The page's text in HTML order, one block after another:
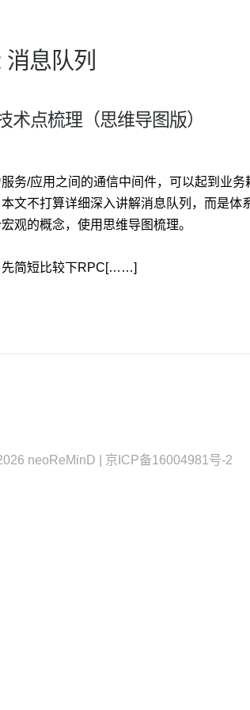
消息队列
术点梳理（思维导图版）
务/应用之间的通信中间件，可以起到业
文不打算详细深入讲解消息队列，而是
观的概念，使用思维导图梳理。
先简短比较下RPC[……]
neoReMinD | 京ICP备16004981号-2